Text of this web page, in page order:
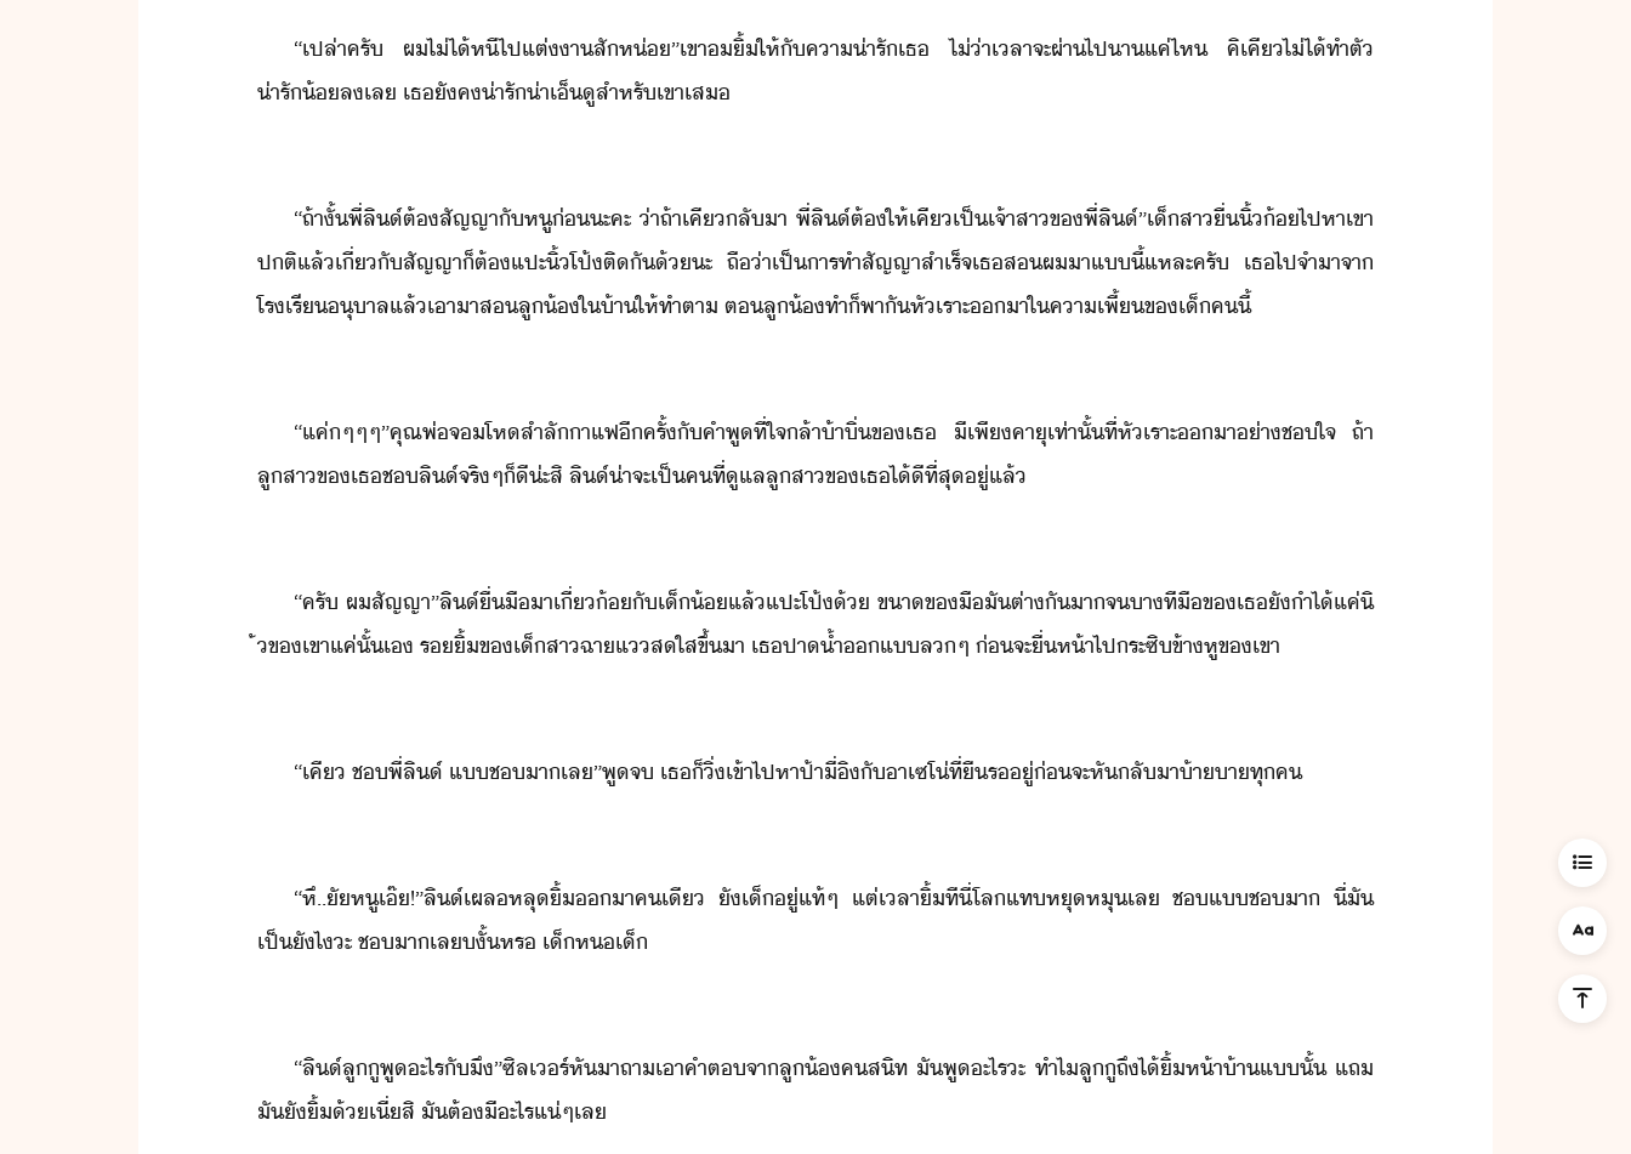
“​เปล่า​ครั​ ​ผ​ไ่ไ้​หี​ไป​แต่า​สัห่​”​เขา​ิ้​ให้​ั​คา่ารั​เธ​ ​ไ่่า​เลา​จะ​ผ่า​ไป​า​แค่ไห​ ​คิ​เคี​ไ่ไ้​ทำตั​
่ารั​้ล​เล​ ​เธ​ัค​่ารั่าเ็ู​สำหรั​เขา​เส
“​ถ้า​ั้​พี่​ลิ​์​ต้​สัญญา​ั​หู​่​ะคะ​ ​่า​ถ้า​เคี​ลัา​ ​พี่​ลิ​์​ต้​ให้​เคี​เป็​เจ้าสา​ข​พี่​ลิ​์​”​เ็สา​ื่​ิ้้​ไปหา​เขา​
​ปติ​แล้​เี่ั​สัญญา​็​ต้​แปะ​ิ้โป้​ติั​้​ะ​ ​ถื่า​เป็าร​ทำสัญญา​สำเร็จ​เธ​ส​ผ​า​แี้​แหละ​ครั​ ​เธ​ไป​จำ​าจา​
โรเรีุาล​แล้​เา​าส​ลู​้​ใ​้า​ให้​ทำตา​ ​ต​ลู้​ทำ​็​พาั​หัเราะ​า​ใ​คา​เพี้​ข​เ็​ค​ี้
“​แค่​ๆ​ๆ​ๆ​”​คุณพ่​จ​โห​สำลั​าแฟ​ีครั้​ั​คำพู​ที่​ใจล้า​้าิ่​ข​เธ​ ​ี​เพี​คาุ​เท่าั้​ที่​หัเราะ​า​่า​ชใจ​ ​ถ้า​
ลูสา​ข​เธ​ช​ลิ​์​จริๆ​็ี​่ะ​สิ​ ​ลิ​์​่าจะเป็​คที​่​ูแล​ลูสา​ข​เธ​ไ้ี​ที่สุ​ู่​แล้
“​ครั​ ​ผ​สัญญา​”​ลิ​์​ื่ื​า​เี่้​ั​เ็้​แล้​แปะโป้​้​ ​ขา​ข​ื​ัต​่า​ั​า​จ​าที​ื​ข​เธ​ั​ำ​ไ้​แค่ิ​
้​ข​เขา​แค่ั้​เ​ ​ริ้​ข​เ็สา​ฉาแ​สใส​ขึ้​า​ ​เธ​ปา​้ำ​แ​ลๆ​ ​่​จะ​ื่ห้า​ไป​ระซิ​ข้า​หู​ข​เขา
“​เคี​ ​ช​พี่​ลิ​์​ ​แ​ช​า​เล​”​พู​จ​ ​เธ​็​ิ่​เข้าไป​หา​ป้า​ี่​ิ​ั​า​เซ​โ​่​ที่​ื​ร​ู่​่​จะ​หัลั​า​้า​า​ทุค
“​หึ​..ั​หู​เ๊​!​”​ลิ​์​เผล​หลุ​ิ้​า​คเี​ ​ั​เ็​ู่​แท้ๆ​ ​แต่​เลา​ิ้​ทีี​่​โล​แท​หุ​หุ​เล​ ​ช​แ​ช​า​ ​ี่​ั​
เป็​ัไ​ะ​ ​ช​า​เล​ั​้​หร​ ​เ็​ห​เ็
“​ลิ​์​ลู​ู​พู​ะไร​ั​ึ​”​ซิลเร์​หัา​ถา​เา​คำต​จา​ลู้​คสิท​ ​ั​พู​ะไร​ะ​ ​ทำไ​ลู​ู​ถึ​ไ้​ิ้​ห้า้า​แ​ั้​ ​แถ​
ั​ั​ิ้​้​เี่​สิ​ ​ัต​้​​ี​ะไร​แ่ๆ​เล